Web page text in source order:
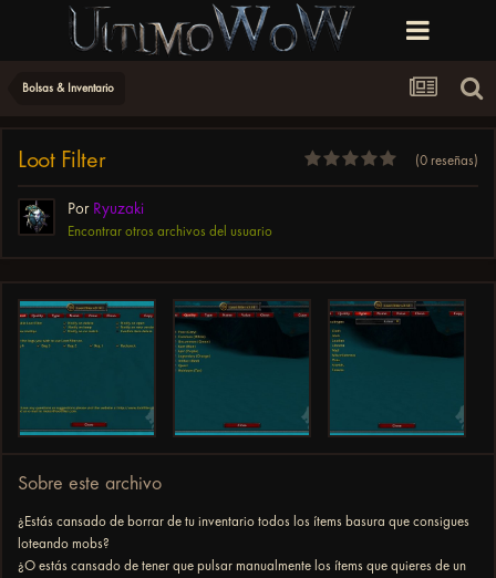
Bolsas & Inventario
Loot Filter (0 reseñas)
Por Ryuzaki
Encontrar otros archivos del usuario
Sobre este archivo
¿Estás cansado de borrar de tu inventario todos los ítems basura que consigues
loteando mobs?
¿O estás cansado de tener que pulsar manualmente los ítems que quieres de un